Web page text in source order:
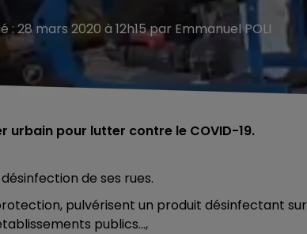
: 28 mars 2020 à 12h15 par Emmanuel POLI
urbain pour lutter contre le COVID-19.
de ses rues.
pulvérisent un produit désinfectant sur
publics…,